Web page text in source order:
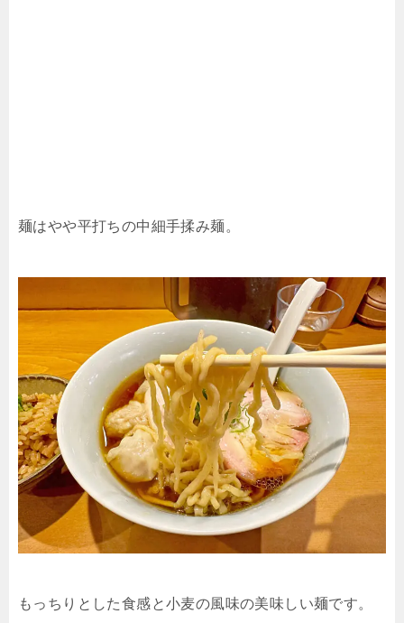
麺はやや平打ちの中細手揉み麺。
もっちりとした食感と小麦の風味の美味しい麺です。